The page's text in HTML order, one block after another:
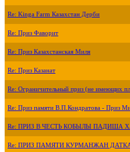
Re: Kinga Farm Казахстан Дерби
Re: Приз Фаворит
Re: Приз Казахстанская Миля
Re: Приз Казанат
Re: Ограничительный приз (не имеющих
Re: Приз памяти В.П.Кондратова - Приз
Re: ПРИЗ В ЧЕСТЬ КОБЫЛЫ
Re: ПРИЗ ПАМЯТИ КУРМАНЖАН